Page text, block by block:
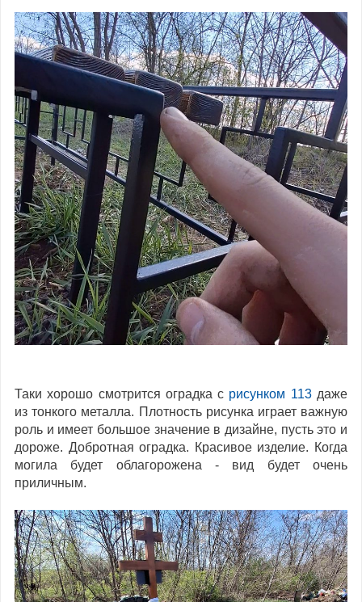
Таки хорошо смотрится оградка с рисунком 113даже
из тонкого металла. Плотность рисунка играет важную
роль и имеет большое значение в дизайне, пусть это и
дороже. Добротная оградка. Красивое изделие. Когда
могила будет облагорожена - вид будет очень
приличным.